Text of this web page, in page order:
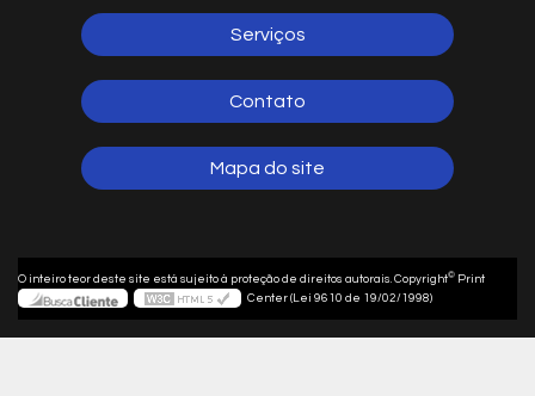
Serviços
Contato
Mapa do site
O inteiro teor deste site está sujeito à proteção de direitos autorais. Copyright© Print
Center (Lei 9610 de 19/02/1998)